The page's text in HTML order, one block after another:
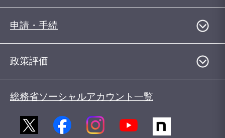
申請・手続
政策評価
総務省ソーシャルアカウント一覧